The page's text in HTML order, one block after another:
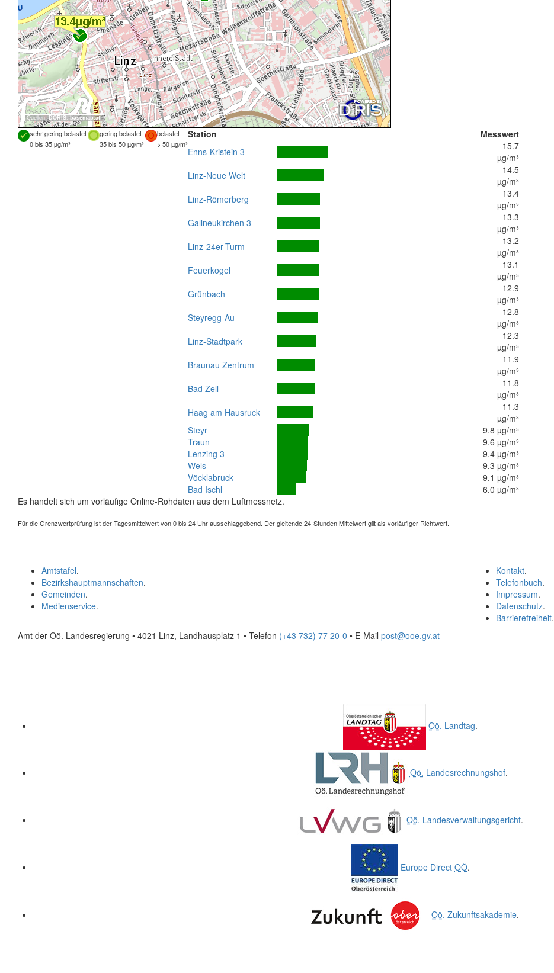
Quellen:DORIS, basemap.at
sehr gering belastet gering belastet
belastet
0 bis 35 µg/m³
35 bis 50 µg/m³ > 50 µg/m³
Station
Messwert
Enns-Kristein 3
15.7
µg/m³
Linz-Neue Welt
14.5
µg/m³
Linz-Römerberg
13.4
µg/m³
Gallneukirchen 3
13.3
µg/m³
Linz-24er-Turm
13.2
µg/m³
Feuerkogel
13.1
µg/m³
Grünbach
12.9
µg/m³
Steyregg-Au
12.8
µg/m³
Linz-Stadtpark
12.3
µg/m³
Braunau Zentrum
11.9
µg/m³
Bad Zell
11.8
µg/m³
Haag am Hausruck
11.3
µg/m³
Steyr
9.8 µg/m³
Traun
9.6 µg/m³
Lenzing 3
9.4 µg/m³
Wels
9.3 µg/m³
Vöcklabruck
9.1 µg/m³
Bad Ischl
6.0 µg/m³
Es handelt sich um vorläufige Online-Rohdaten aus dem Luftmessnetz.
Für die Grenzwertprüfung ist der Tagesmittelwert von 0 bis 24 Uhr ausschlaggebend. Der gleitende 24-Stunden Mittelwert gilt als vorläufiger Richtwert.
Kontakt.
Telefonbuch.
Impressum.
Datenschutz.
Barrierefreiheit.
Amtstafel.
Bezirkshauptmannschaften.
Gemeinden.
Medienservice.
Amt der Oö. Landesregierung • 4021 Linz, Landhausplatz 1 • Telefon (+43 732) 77 20-0 • E-Mail post@ooe.gv.at
Oö. Landtag.
Oö. Landesrechnungshof.
Oö. Landesverwaltungsgericht.
Europe Direct OÖ.
Oö. Zukunftsakademie.